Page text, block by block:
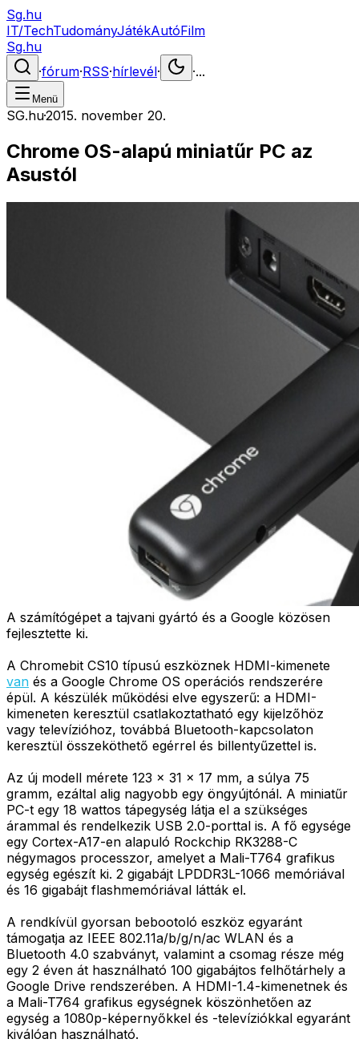
Sg.hu
IT/TechTudományJátékAutóFilm
Sg.hu
·fórum·RSS·hírlevél· ·...
Menü
SG.hu·2015. november 20.
Chrome OS-alapú miniatűr PC az
Asustól
A számítógépet a tajvani gyártó és a Google közösen
fejlesztette ki.
A Chromebit CS10 típusú eszköznek HDMI-kimenete
van és a Google Chrome OS operációs rendszerére
épül. A készülék működési elve egyszerű: a HDMI-
kimeneten keresztül csatlakoztatható egy kijelzőhöz
vagy televízióhoz, továbbá Bluetooth-kapcsolaton
keresztül összeköthető egérrel és billentyűzettel is.
Az új modell mérete 123 x 31 x 17 mm, a súlya 75
gramm, ezáltal alig nagyobb egy öngyújtónál. A miniatűr
PC-t egy 18 wattos tápegység látja el a szükséges
árammal és rendelkezik USB 2.0-porttal is. A fő egysége
egy Cortex-A17-en alapuló Rockchip RK3288-C
négymagos processzor, amelyet a Mali-T764 grafikus
egység egészít ki. 2 gigabájt LPDDR3L-1066 memóriával
és 16 gigabájt flashmemóriával látták el.
A rendkívül gyorsan bebootoló eszköz egyaránt
támogatja az IEEE 802.11a/b/g/n/ac WLAN és a
Bluetooth 4.0 szabványt, valamint a csomag része még
egy 2 éven át használható 100 gigabájtos felhőtárhely a
Google Drive rendszerében. A HDMI-1.4-kimenetnek és
a Mali-T764 grafikus egységnek köszönhetően az
egység a 1080p-képernyőkkel és -televíziókkal egyaránt
kiválóan használható.